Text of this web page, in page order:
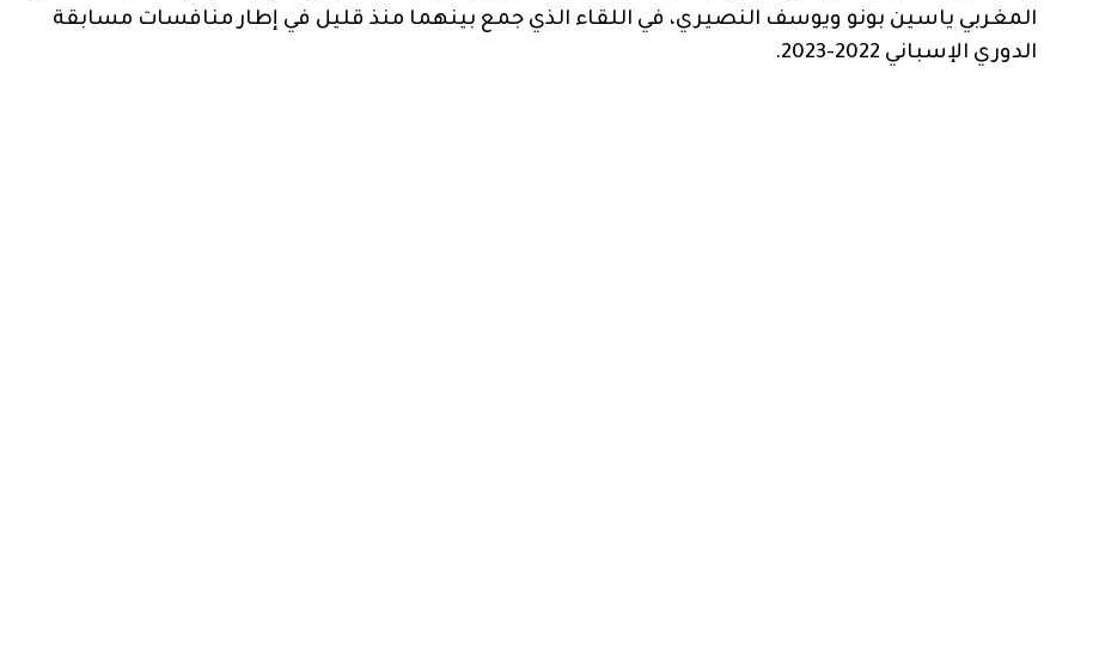
المغربي ياسين بونو ويوسف النصيري، في اللقاء الذي جمع بينهما منذ قليل في إطار منافسات مسابقة
الدوري الإسباني 2022-2023.